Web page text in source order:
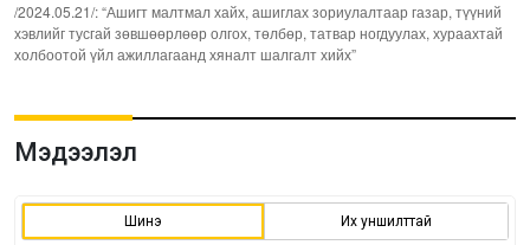
/2024.05.21/: “Ашигт малтмал хайх, ашиглах зориулалтаар газар, түүний
хэвлийг тусгай зөвшөөрлөөр олгох, төлбөр, татвар ногдуулах, хураахтай
холбоотой үйл ажиллагаанд хяналт шалгалт хийх”
Мэдээлэл
Шинэ Их уншилттай